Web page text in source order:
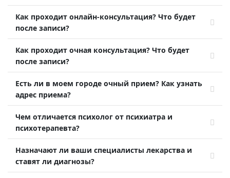
Как проходит онлайн-консультация? Что будет
после записи?
Как проходит очная консультация? Что будет
после записи?
Есть ли в моем городе очный прием? Как узнать
адрес приема?
Чем отличается психолог от психиатра и
психотерапевта?
Назначают ли ваши специалисты лекарства и
ставят ли диагнозы?